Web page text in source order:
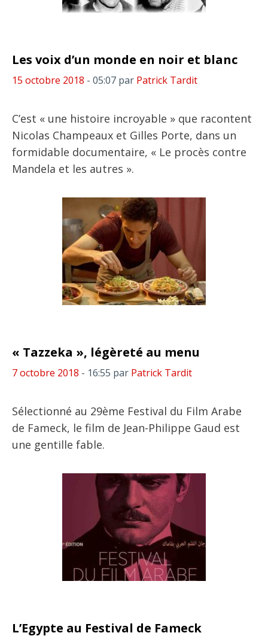
Les voix d’un monde en noir et blanc
15 octobre 2018 - 05:07 par Patrick Tardit
C’est « une histoire incroyable » que racontent
Nicolas Champeaux et Gilles Porte, dans un
formidable documentaire, « Le procès contre
Mandela et les autres ».
« Tazzeka », légèreté au menu
7 octobre 2018 - 16:55 par Patrick Tardit
Sélectionné au 29ème Festival du Film Arabe
de Fameck, le film de Jean-Philippe Gaud est
une gentille fable.
L’Egypte au Festival de Fameck